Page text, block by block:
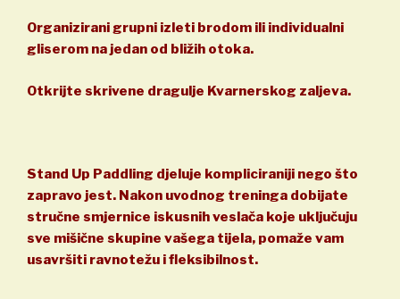
Organizirani grupni izleti brodom ili individualni
gliserom na jedan od bližih otoka.
Otkrijte skrivene dragulje Kvarnerskog zaljeva.
Stand Up Paddling djeluje kompliciraniji nego što
zapravo jest. Nakon uvodnog treninga dobijate
stručne smjernice iskusnih veslača koje uključuju
sve mišične skupine vašega tijela, pomaže vam
usavršiti ravnotežu i fleksibilnost.